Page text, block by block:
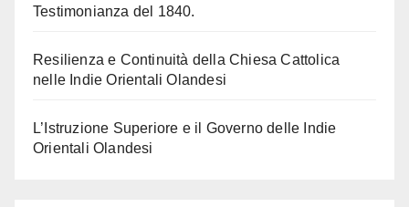
Testimonianza del 1840.
Resilienza e Continuità della Chiesa Cattolica
nelle Indie Orientali Olandesi
L’Istruzione Superiore e il Governo delle Indie
Orientali Olandesi